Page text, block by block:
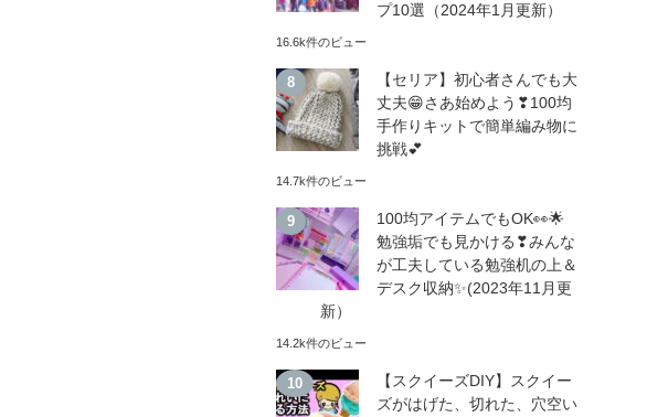
プ10選（2024年1月更新）
16.6k件のビュー
【セリア】初心者さんでも大
丈夫😁さあ始めよう❣100均
手作りキットで簡単編み物に
挑戦💕
14.7k件のビュー
100均アイテムでもOK👀🌟
勉強垢でも見かける❣みんな
が工夫している勉強机の上＆
デスク収納✨(2023年11月更
新）
14.2k件のビュー
【スクイーズDIY】スクイー
ズがはげた、切れた、穴空い